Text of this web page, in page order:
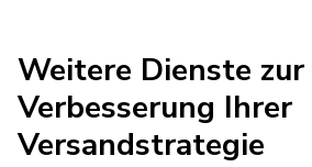
Weitere Dienste zur
Verbesserung Ihrer
Versandstrategie